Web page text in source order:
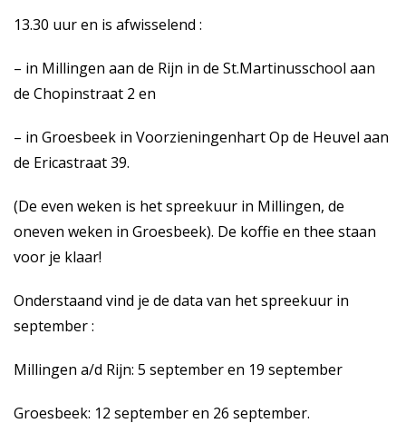
13.30 uur en is afwisselend :
– in Millingen aan de Rijn in de St.Martinusschool aan
de Chopinstraat 2 en
– in Groesbeek in Voorzieningenhart Op de Heuvel aan
de Ericastraat 39.
(De even weken is het spreekuur in Millingen, de
oneven weken in Groesbeek). De koffie en thee staan
voor je klaar!
Onderstaand vind je de data van het spreekuur in
september :
Millingen a/d Rijn: 5 september en 19 september
Groesbeek: 12 september en 26 september.